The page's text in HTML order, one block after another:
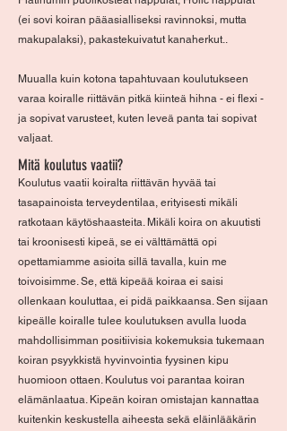
(ei sovi koiran pääasialliseksi ravinnoksi, mutta
makupalaksi), pakastekuivatut kanaherkut..
Muualla kuin kotona tapahtuvaan koulutukseen
varaa koiralle riittävän pitkä kiinteä hihna - ei flexi -
ja sopivat varusteet, kuten leveä panta tai sopivat
valjaat.
Mitä koulutus vaatii?
Koulutus vaatii koiralta riittävän hyvää tai
tasapainoista terveydentilaa, erityisesti mikäli
ratkotaan käytöshaasteita. Mikäli koira on akuutisti
tai kroonisesti kipeä, se ei välttämättä opi
opettamiamme asioita sillä tavalla, kuin me
toivoisimme. Se, että kipeää koiraa ei saisi
ollenkaan kouluttaa, ei pidä paikkaansa. Sen sijaan
kipeälle koiralle tulee koulutuksen avulla luoda
mahdollisimman positiivisia kokemuksia tukemaan
koiran psyykkistä hyvinvointia fyysinen kipu
huomioon ottaen. Koulutus voi parantaa koiran
elämänlaatua. Kipeän koiran omistajan kannattaa
kuitenkin keskustella aiheesta sekä eläinlääkärin